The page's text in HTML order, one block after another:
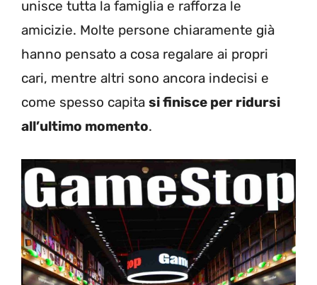
unisce tutta la famiglia e rafforza le
amicizie. Molte persone chiaramente già
hanno pensato a cosa regalare ai propri
cari, mentre altri sono ancora indecisi e
come spesso capita si finisce per ridursi
all’ultimo momento.